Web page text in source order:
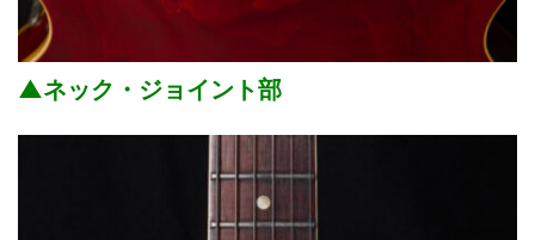
▲ネック・ジョイント部